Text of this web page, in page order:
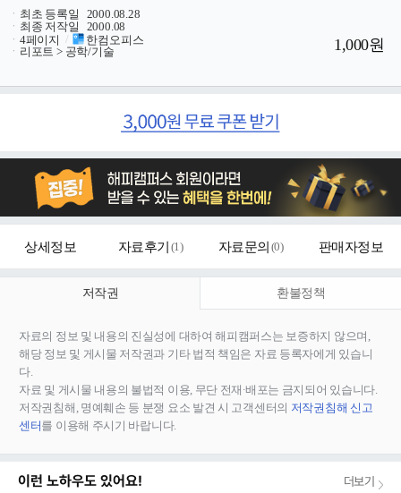
ㆍ 최초 등록일
2000.08.28
ㆍ 최종 저작일
2000.08
ㆍ 4페이지 /
한컴오피스
ㆍ 리포트 > 공학/기술 1,000원
상세정보 자료후기 (1 ) 자료문의 (0) 판매자정보
저작권 환불정책
자료의 정보 및 내용의 진실성에 대하여 해피캠퍼스는 보증하지 않으며,
해당 정보 및 게시물 저작권과 기타 법적 책임은 자료 등록자에게 있습니
다.
자료 및 게시물 내용의 불법적 이용, 무단 전재∙배포는 금지되어 있습니다.
저작권침해, 명예훼손 등 분쟁 요소 발견 시 고객센터의 저작권침해 신고
센터를 이용해 주시기 바랍니다.
이런 노하우도 있어요! 더보기